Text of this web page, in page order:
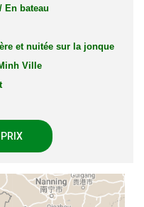
En bateau
et nuitée sur la jonque
Ville